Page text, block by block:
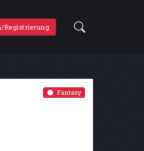
Registrierung
Fantasy